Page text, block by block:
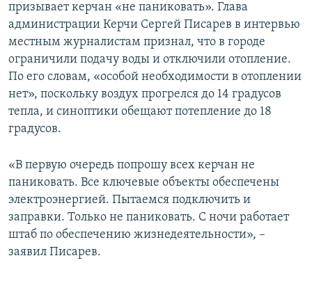
призывает керчан «не паниковать». Глава
администрации Керчи Сергей Писарев в интервью
местным журналистам признал, что в городе
ограничили подачу воды и отключили отопление.
По его словам, «особой необходимости в отоплении
нет», поскольку воздух прогрелся до 14 градусов
тепла, и синоптики обещают потепление до 18
градусов.
«В первую очередь попрошу всех керчан не
паниковать. Все ключевые объекты обеспечены
электроэнергией. Пытаемся подключить и
заправки. Только не паниковать. С ночи работает
штаб по обеспечению жизнедеятельности», –
заявил Писарев.